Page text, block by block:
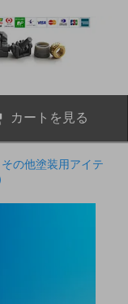
カートを見る
その他塗装用アイテ